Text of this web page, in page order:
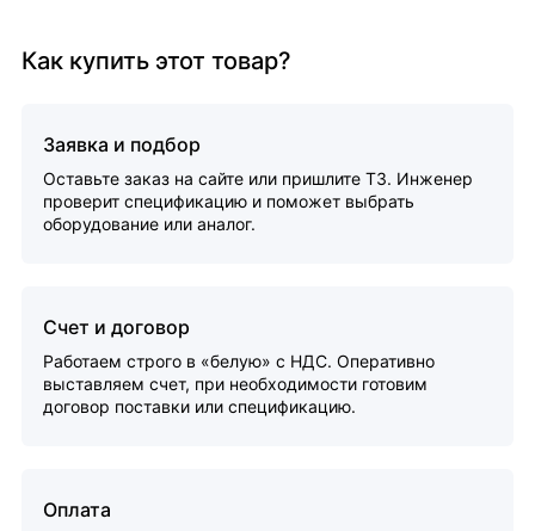
Как купить этот товар?
Заявка и подбор
Оставьте заказ на сайте или пришлите ТЗ. Инженер
проверит спецификацию и поможет выбрать
оборудование или аналог.
Счет и договор
Работаем строго в «белую» с НДС. Оперативно
выставляем счет, при необходимости готовим
договор поставки или спецификацию.
Оплата